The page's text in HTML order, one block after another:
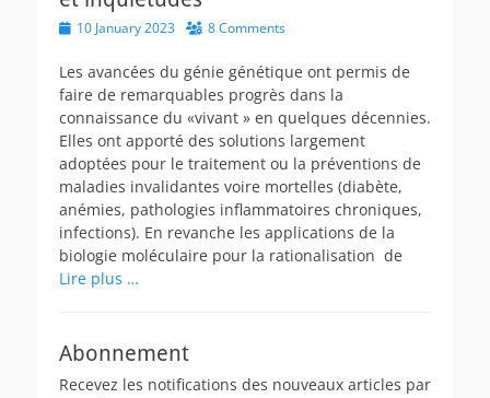
Posted10 January 2023 8 Comments
Les avancées du génie génétique ont permis de
faire de remarquables progrès dans la
connaissance du «vivant » en quelques décennies.
Elles ont apporté des solutions largement
adoptées pour le traitement ou la préventions de
maladies invalidantes voire mortelles (diabète,
anémies, pathologies inflammatoires chroniques,
infections). En revanche les applications de la
biologie moléculaire pour la rationalisation de
Lire plus …
Abonnement
Recevez les notifications des nouveaux articles par